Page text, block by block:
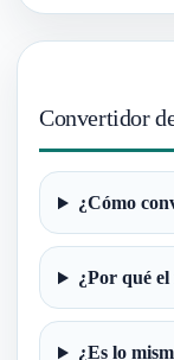
Convertidor
¿Cómo
¿Por qué el
¿Es lo